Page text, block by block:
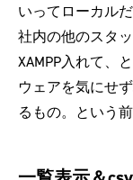
いってローカル
社内の他のスタ
XAMPP入れて、
ウェアを気にせ
るもの。という